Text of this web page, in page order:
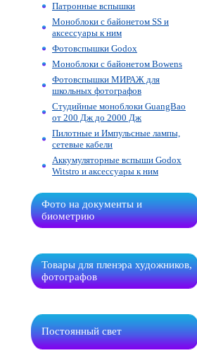
Патронные вспышки
Моноблоки с байонетом SS и
аксессуары к ним
Фотовспышки Godox
Моноблоки с байонетом Bowens
Фотовспышки МИРАЖ для
школьных фотографов
Студийные моноблоки GuangBao
от 200 Дж до 2000 Дж
Пилотные и Импульсные лампы,
сетевые кабели
Аккумуляторные вспыши Godox
Witstro и аксессуары к ним
Фото на документы и
биометрию
Товары для пленэра художников,
фотографов
Постоянный свет